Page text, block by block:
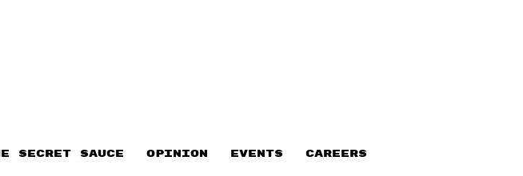
SECRET SAUCE​ OPINION EVENTS CAREERS